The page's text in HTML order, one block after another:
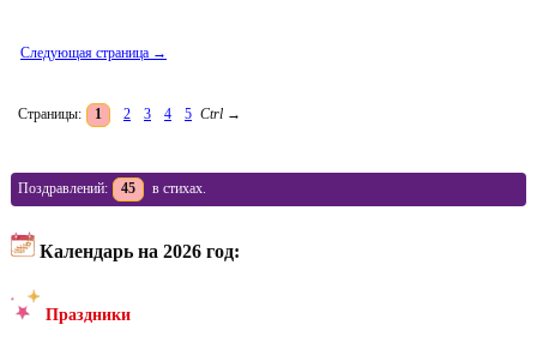
Следующая страница →
Страницы: 1 2 3 4 5 Ctrl →
Поздравлений: 45 в стихах.
Календарь на 2026 год:
Праздники